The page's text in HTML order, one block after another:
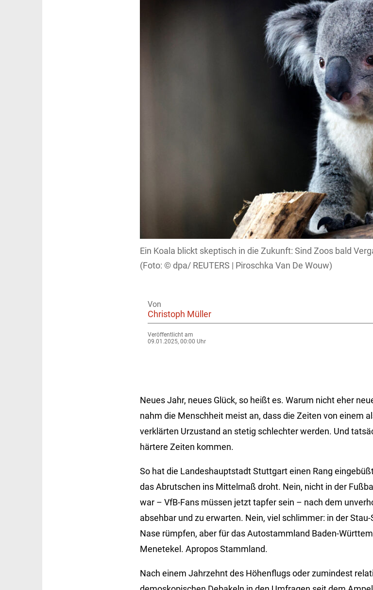
Ein Koala blickt skeptisch in die Zukunft: Sind Zoos bald
dpa/ REUTERS | Piroschka Van De Wouw)
Von
Christoph Müller
Veröffentlicht am
09.01.2025, 00:00 Uhr
Neues Jahr, neues Glück, so heißt es. Warum nicht eher
nahm die Menschheit meist an, dass die Zeiten von einem
verklärten Urzustand an stetig schlechter werden. Und
härtere Zeiten kommen.
So hat die Landeshauptstadt Stuttgart einen Rang
das Abrutschen ins Mittelmaß droht. Nein, nicht in der
war – VfB-Fans müssen jetzt tapfer sein – nach dem
absehbar und zu erwarten. Nein, viel schlimmer: in der
Nase rümpfen, aber für das Autostammland Baden-
Menetekel. Apropos Stammland.
Nach einem Jahrzehnt des Höhenflugs oder zumindest